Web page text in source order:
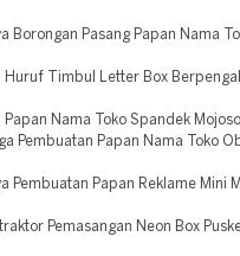
Borongan Pasang Papan Nama
Huruf Timbul Letter Box
Nama Toko Spandek
Pembuatan Papan Nama Toko
Pembuatan Papan Reklame Mini
Pemasangan Neon Box